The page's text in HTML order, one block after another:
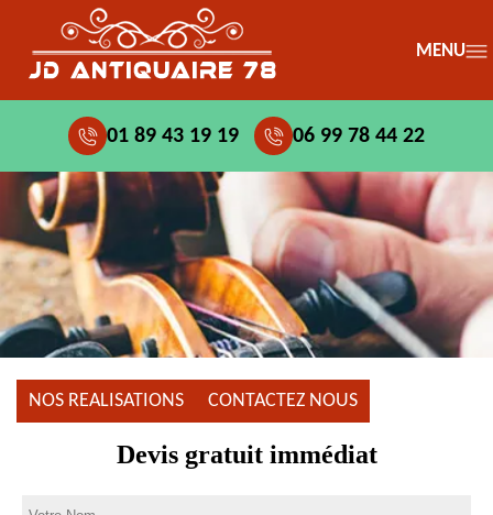
MENU
01 89 43 19 19 06 99 78 44 22
NOS REALISATIONS CONTACTEZ NOUS
Devis gratuit immédiat